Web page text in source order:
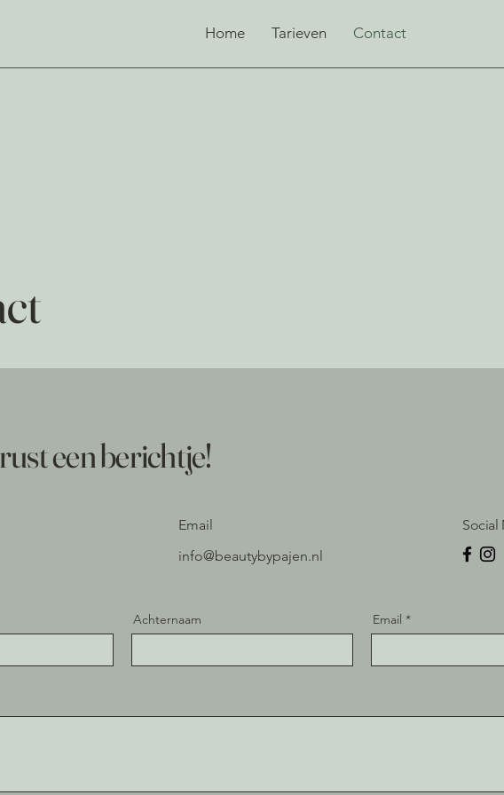
Home Tarieven Contact
een berichtje!
Email
info@beautybypajen.nl
Social
Achternaam Email